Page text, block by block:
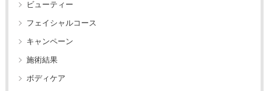
ビューティー
フェイシャルコース
キャンペーン
施術結果
ボディケア